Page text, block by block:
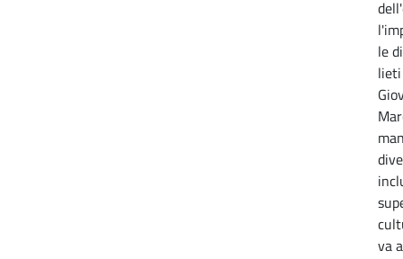
le
va